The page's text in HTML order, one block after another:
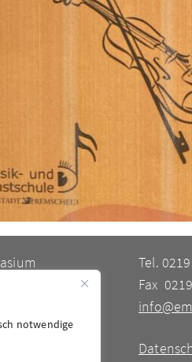
notwendige
Tel.
Fax